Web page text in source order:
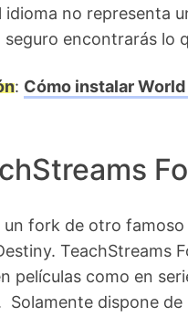
idioma no representa
seguro encontrarás lo
: Cómo instalar World
un fork de otro
TeachStreams
películas como en
Solamente dispone de